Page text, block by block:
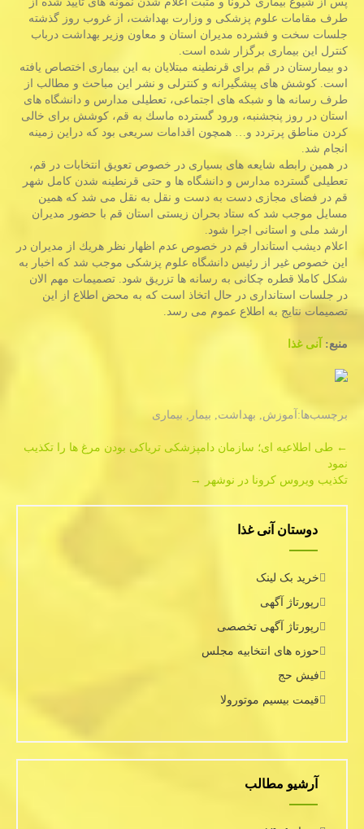
طرف مقامات علوم پزشكی و وزارت بهداشت، از غروب روز گذشته
جلسات سخت و فشرده مدیران استان و معاون وزیر بهداشت درباب
كنترل این بیماری برگزار شده است.
دو بیمارستان در قم برای قرنطینه مبتلایان به این بیماری اختصاص یافته
است. كوشش های پیشگیرانه و كنترلی و نشر این مباحث و مطالب از
طرف رسانه ها و شبكه های اجتماعی، تعطیلی مدارس و دانشگاه های
استان در روز پنجشنبه، ورود گسترده ماسك به قم، كوشش برای خالی
كردن مناطق پرتردد و… همچون اقدامات سریعی بود كه دراین زمینه
انجام شد.
در همین رابطه شایعه های بسیاری در خصوص تعویق انتخابات در قم،
تعطیلی گسترده مدارس و دانشگاه ها و حتی قرنطینه شدن كامل شهر
قم در فضای مجازی دست به دست و نقل به نقل می شد كه همین
مسایل موجب شد كه ستاد بحران زیستی استان قم با حضور مدیران
ارشد ملی و استانی اجرا شود.
اعلام دیشب استاندار قم در خصوص عدم اظهار نظر هریك از مدیران در
این خصوص غیر از رئیس دانشگاه علوم پزشكی موجب شد كه اخبار به
شكل كاملا قطره چكانی به رسانه ها تزریق شود. تصمیمات مهم الان
در جلسات استانداری در حال اتخاذ است كه به محض اطلاع از این
تصمیمات نتایج به اطلاع عموم می رسد.
منبع: آنی غذا
برچسب‌ها:آموزش , بهداشت, بیمار, بیماری
Post
navigation
←طی اطلاعیه ای؛ سازمان دامپزشكی تریاكی بودن مرغ ها را تكذیب
نمود
تكذیب ویروس كرونا در نوشهر
→
دوستان آنی غذا
خرید بک لینک
رپورتاژ آگهی
رپورتاژ آگهی تخصصی
حوزه های انتخابیه مجلس
فیش حج
قیمت بیسیم موتورولا
آرشیو مطالب